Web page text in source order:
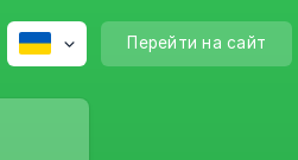
Перейти на сайт